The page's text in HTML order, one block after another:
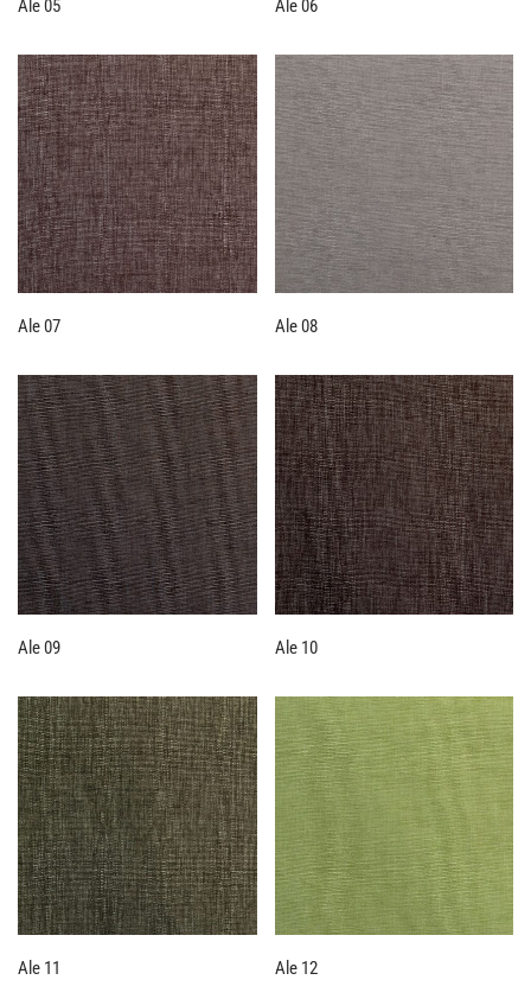
Ale 05 Ale 06
Ale 07 Ale 08
Ale 09 Ale 10
Ale 11 Ale 12